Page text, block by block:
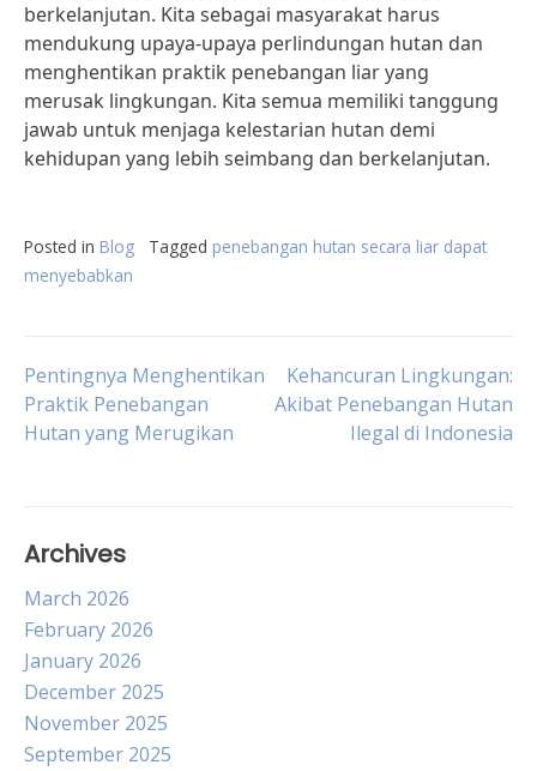
berkelanjutan. Kita sebagai masyarakat harus
mendukung upaya-upaya perlindungan hutan dan
menghentikan praktik penebangan liar yang
merusak lingkungan. Kita semua memiliki tanggung
jawab untuk menjaga kelestarian hutan demi
kehidupan yang lebih seimbang dan berkelanjutan.
Posted in Blog Tagged penebangan hutan secara liar dapat
menyebabkan
Post
navigation
Pentingnya Menghentikan
Praktik Penebangan
Hutan yang Merugikan
Kehancuran Lingkungan:
Akibat Penebangan Hutan
Ilegal di Indonesia
Archives
March 2026
February 2026
January 2026
December 2025
November 2025
September 2025